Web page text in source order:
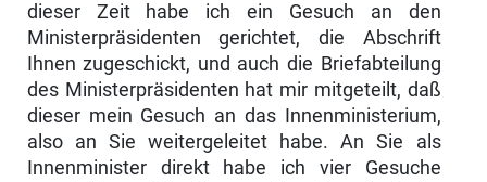
dieser Zeit habe ich ein Gesuch an den
Ministerpräsidenten gerichtet, die Abschrift
Ihnen zugeschickt, und auch die Briefabteilung
des Ministerpräsi­denten hat mir mitgeteilt, daß
dieser mein Gesuch an das Innenministerium,
also an Sie weitergeleitet habe. An Sie als
Innenminister direkt habe ich vier Gesuche